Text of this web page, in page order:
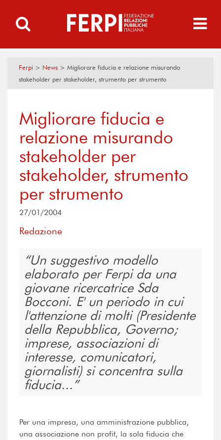
Ferpi > News > Migliorare fiducia e relazione misurando
stakeholder per stakeholder, strumento per strumento
Migliorare fiducia e
relazione misurando
stakeholder per
stakeholder, strumento
per strumento
27/01/2004
Redazione
Un suggestivo modello
elaborato per Ferpi da una
giovane ricercatrice Sda
Bocconi. E' un periodo in cui
l'attenzione di molti (Presidente
della Repubblica, Governo;
imprese, associazioni di
interesse, comunicatori,
giornalisti) si concentra sulla
fiducia...
Per una impresa, una amministrazione pubblica,
una associazione non profit, la sola fiducia che